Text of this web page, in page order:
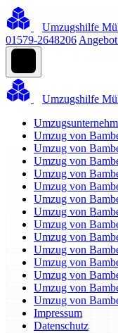
Umzugshilfe
01579-2648206
Umzugshilfe
Umzug von
Umzug von
Umzug von
Umzug von
Umzug von
Umzug von
Umzug von
Umzug von
Umzug von
Umzug von
Umzug von
Umzug von
Umzug von
Umzug von
Impressum
Datenschutz